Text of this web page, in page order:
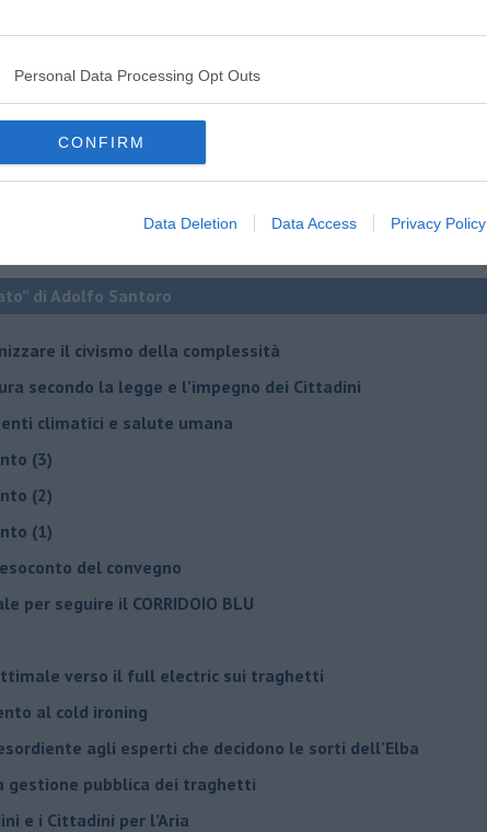
Personal Data Processing Opt Outs
CONFIRM
Data Deletion Data Access Privacy Policy
di Adolfo Santoro
il civismo della complessità
secondo la legge e l’impegno dei Cittadini
climatici e salute umana
(3)
(2)
(1)
del convegno
per seguire il CORRIDOIO BLU
verso il full electric sui traghetti
al cold ironing
agli esperti che decidono le sorti dell’Elba
gestione pubblica dei traghetti​
e i Cittadini per l’Aria